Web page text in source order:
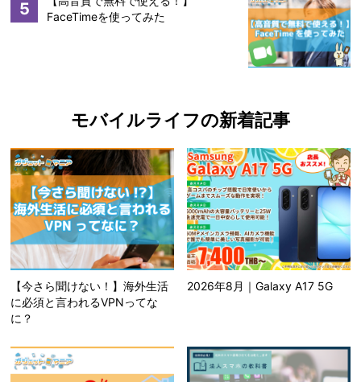
5
FaceTimeを使ってみた
モバイルライフの新着記事
【今さら聞けない！】海外生活
に必須と言われるVPNってな
に？
2026年8月｜Galaxy A17 5G